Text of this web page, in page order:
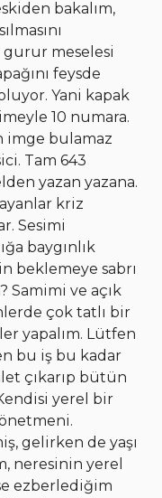
bakalım,
meselesi
feysde
Yani kapak
10 numara.
imge bulamaz
Tam 643
yazan yazana.
kriz
Sesimi
baygınlık
beklemeye sabrı
Samimi ve açık
çok tatlı bir
yapalım. Lütfen
bu iş bu kadar
çıkarıp bütün
yerel bir
gelirken de yaşı
neresinin yerel
ezberlediğim